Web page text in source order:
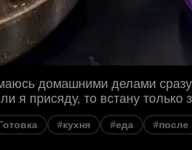
домашними делами
я присяду, то встану только
#кухня #еда #после